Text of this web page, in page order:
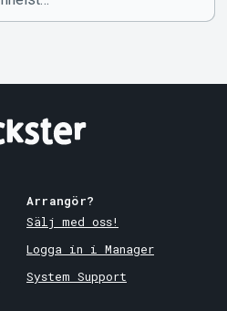
Arrangör?
Sälj med oss!
Logga in i Manager
System Support